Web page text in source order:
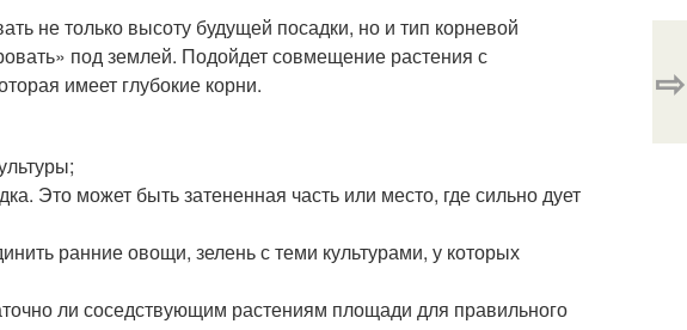
не только высоту будущей посадки, но и тип корневой
под землей. Подойдет совмещение растения с
имеет глубокие корни.
Это может быть затененная часть или место, где сильно дует
ранние овощи, зелень с теми культурами, у которых
ли соседствующим растениям площади для правильного
⇨